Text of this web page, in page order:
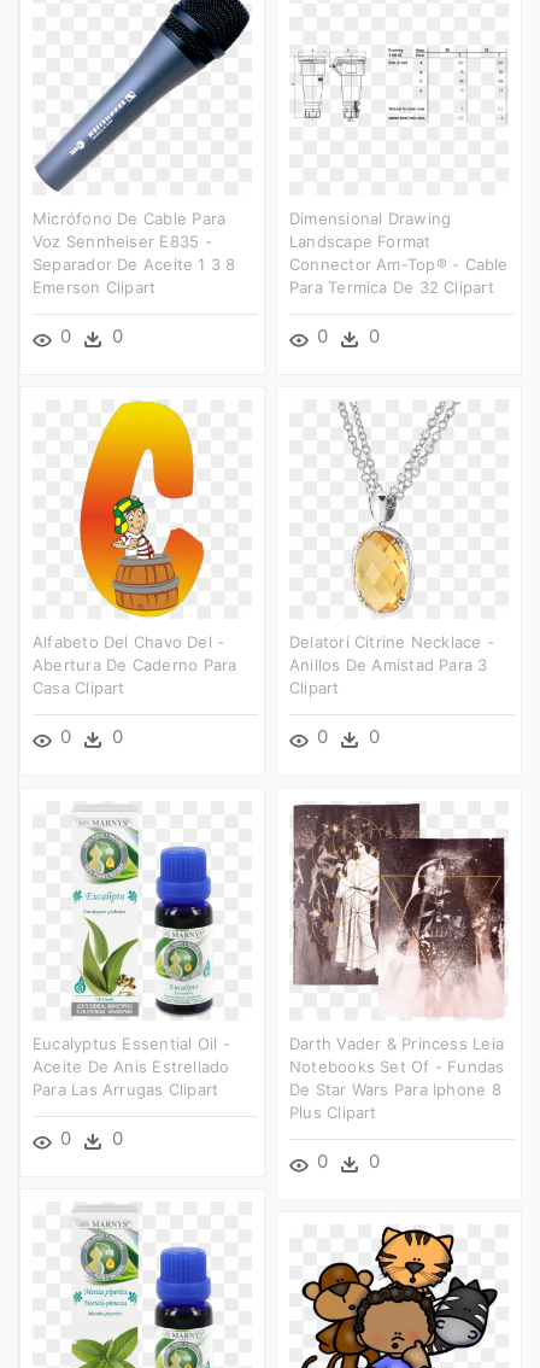
Micrófono De Cable Para
Voz Sennheiser E835 -
Separador De Aceite 1 3 8
Emerson Clipart
0 0
Dimensional Drawing
Landscape Format
Connector Am-Top® - Cable
Para Termica De 32 Clipart
0 0
Alfabeto Del Chavo Del -
Abertura De Caderno Para
Casa Clipart
0 0
Delatori Citrine Necklace -
Anillos De Amistad Para 3
Clipart
0 0
Eucalyptus Essential Oil -
Aceite De Anis Estrellado
Para Las Arrugas Clipart
0 0
Darth Vader & Princess Leia
Notebooks Set Of - Fundas
De Star Wars Para Iphone 8
Plus Clipart
0 0